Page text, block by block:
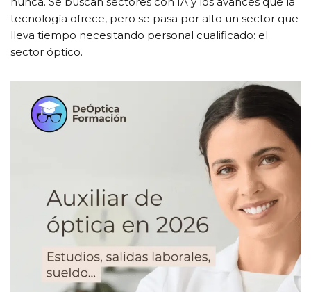
tecnología ofrece, pero se pasa por alto un sector que
lleva tiempo necesitando personal cualificado: el
sector óptico.